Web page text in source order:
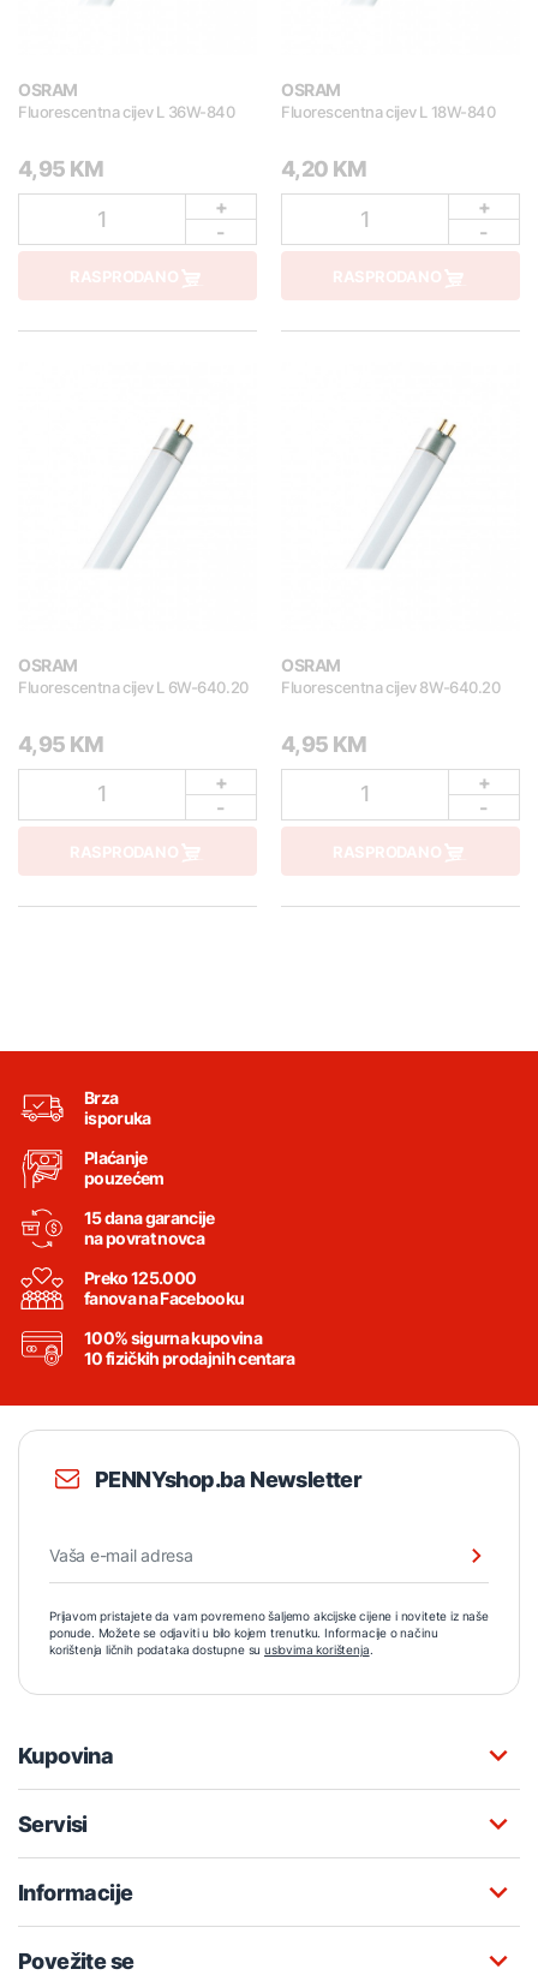
OSRAM
Fluorescentna cijev L 36W-840
4,95 KM
1
+
-
RASPRODANO
OSRAM
Fluorescentna cijev L 18W-840
4,20 KM
1
+
-
RASPRODANO
OSRAM
Fluorescentna cijev L 6W-640.20
4,95 KM
1
+
-
RASPRODANO
OSRAM
Fluorescentna cijev 8W-640.20
4,95 KM
1
+
-
RASPRODANO
Brza
isporuka
Plaćanje
pouzećem
15 dana garancije
na povrat novca
Preko 125.000
fanova na Facebooku
100% sigurna kupovina
10 fizičkih prodajnih centara
PENNYshop.ba Newsletter
Prijavom pristajete da vam povremeno šaljemo akcijske cijene i novitete iz naše
ponude. Možete se odjaviti u bilo kojem trenutku. Informacije o načinu
korištenja ličnih podataka dostupne su uslovima korištenja.
Kupovina
Servisi
Informacije
Povežite se